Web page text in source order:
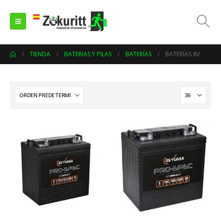
TIENDA BATERIAS Y PILAS BATERÍAS BATERÍAS 8V